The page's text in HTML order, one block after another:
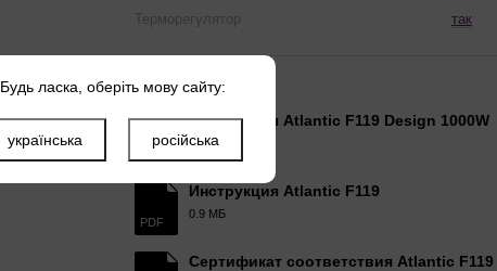
Терморегулятор
так
Файли
PDF
Инструкция Atlantic F119 Design 1000W
0.9 МБ
PDF
Инструкция Atlantic F119
0.9 МБ
Сертификат соответствия Atlantic F119
Будь ласка, оберіть мову сайту:
українська російська